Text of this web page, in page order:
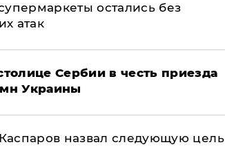
остались без
атак
Сербии в честь приезда
Украины
назвал следующую цель